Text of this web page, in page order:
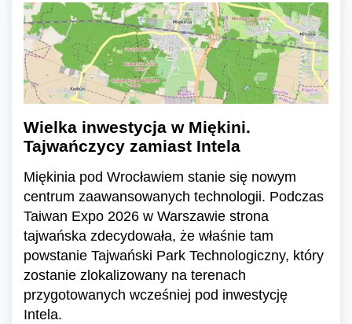
Wielka inwestycja w Miękini.
Tajwańczycy zamiast Intela
Miękinia pod Wrocławiem stanie się nowym
centrum zaawansowanych technologii. Podczas
Taiwan Expo 2026 w Warszawie strona
tajwańska zdecydowała, że właśnie tam
powstanie Tajwański Park Technologiczny, który
zostanie zlokalizowany na terenach
przygotowanych wcześniej pod inwestycję
Intela.